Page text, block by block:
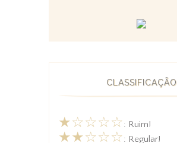
CLASSIFICAÇÃO
★☆☆☆☆: Ruim!
★★☆☆☆: Regular!